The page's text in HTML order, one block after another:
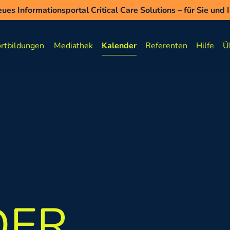
Informationsportal Critical Care Solutions – für Sie
Informationsportal Critical Care Solutions – für Sie und
Wissen auffrischen zu Asthma und COPD - auf WEHALE.life
Mediathek Kalender Referenten Hilfe